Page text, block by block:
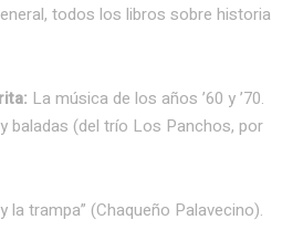
todos los libros sobre historia
La música de los años ’60 y ’70.
baladas (del trío Los Panchos, por
la trampa” (Chaqueño Palavecino).